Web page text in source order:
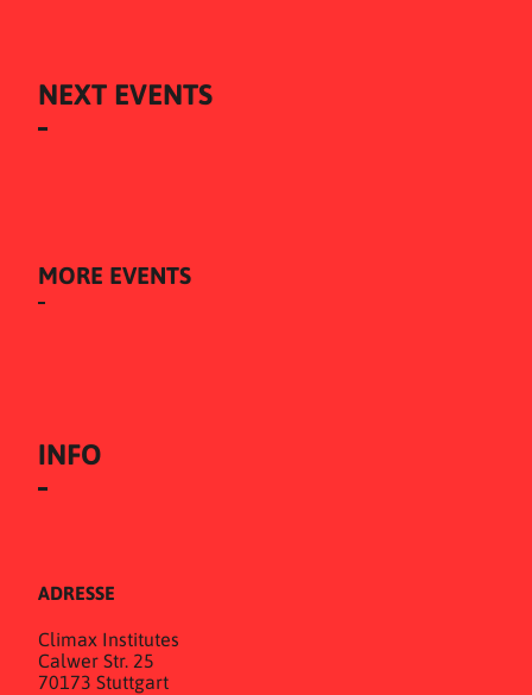
NEXT EVENTS
MORE EVENTS
INFO
ADRESSE
Climax Institutes
Calwer Str. 25
70173 Stuttgart